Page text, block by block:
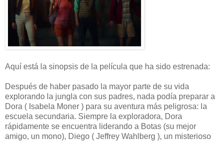
Aquí está la sinopsis de la película que ha sido estrenada:
Después de haber pasado la mayor parte de su vida
explorando la jungla con sus padres, nada podía preparar a
Dora ( Isabela Moner ) para su aventura más peligrosa: la
escuela secundaria. Siempre la exploradora, Dora
rápidamente se encuentra liderando a Botas (su mejor
amigo, un mono), Diego ( Jeffrey Wahlberg ), un misterioso